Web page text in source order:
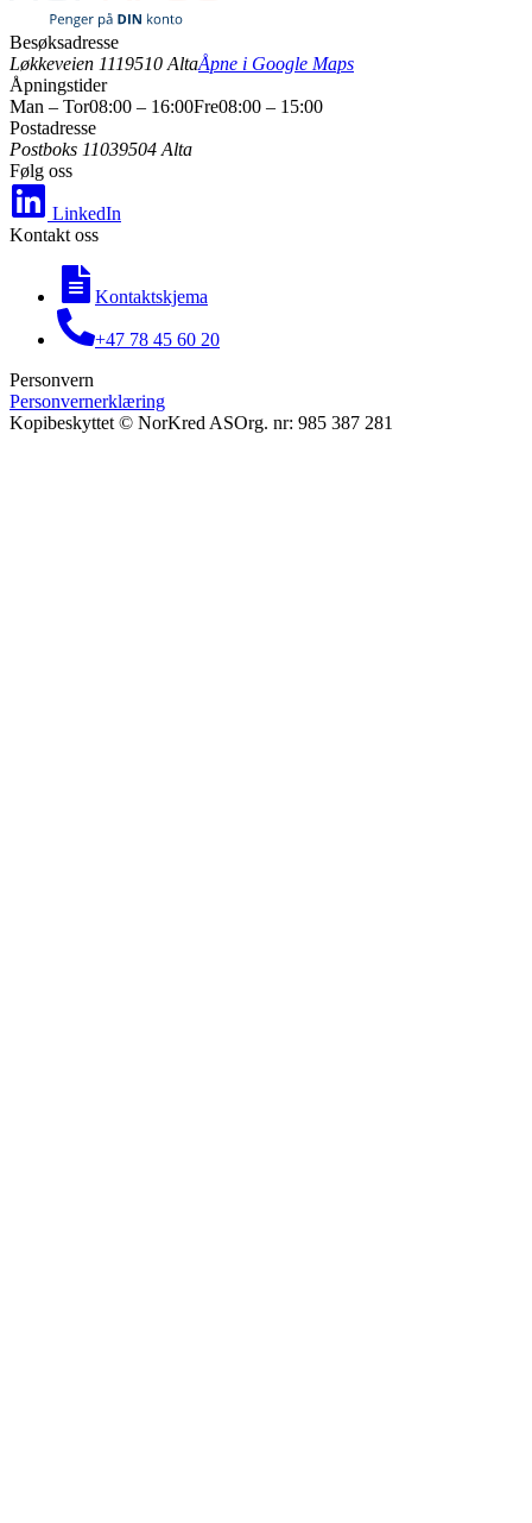
Besøksadresse
Løkkeveien 1119510 AltaÅpne i Google Maps
Åpningstider
Man – Tor08:00 – 16:00Fre08:00 – 15:00
Postadresse
Postboks 11039504 Alta
Følg oss
LinkedIn
Kontakt oss
Kontaktskjema
+47 78 45 60 20
Personvern
Personvernerklæring
Kopibeskyttet © NorKred ASOrg. nr: 985 387 281